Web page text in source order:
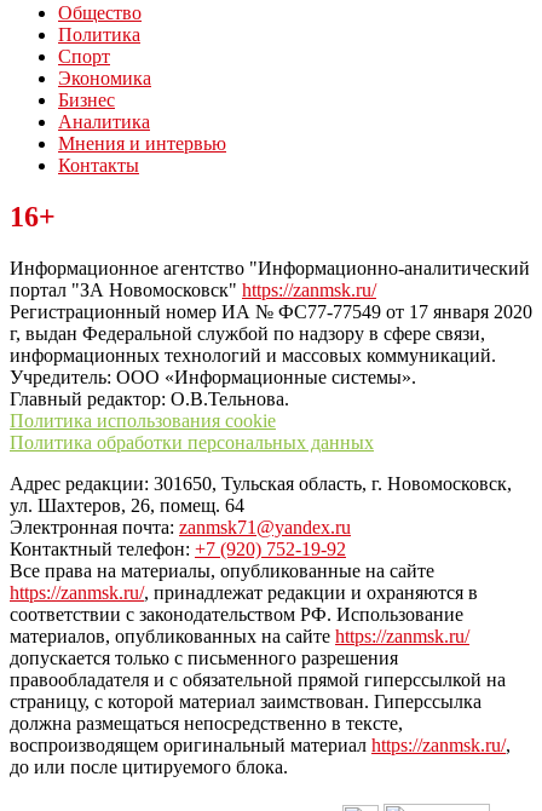
Общество
Политика
Спорт
Экономика
Бизнес
Аналитика
Мнения и интервью
Контакты
Читайте последние новости дня в Тульской области на сайте
“ЗаНовомосковск”
16+
Информационное агентство "Информационно-аналитический
портал "ЗА Новомосковск" https://zanmsk.ru/
Регистрационный номер ИА № ФС77-77549 от 17 января 2020
г, выдан Федеральной службой по надзору в сфере связи,
информационных технологий и массовых коммуникаций.
Учредитель: ООО «Информационные системы».
Главный редактор: О.В.Тельнова.
Политика использования cookie
Политика обработки персональных данных
Адрес редакции: 301650, Тульская область, г. Новомосковск,
ул. Шахтеров, 26, помещ. 64
Электронная почта: zanmsk71@yandex.ru
Контактный телефон: +7 (920) 752-19-92
Все права на материалы, опубликованные на сайте
https://zanmsk.ru/, принадлежат редакции и охраняются в
соответствии с законодательством РФ. Использование
материалов, опубликованных на сайте https://zanmsk.ru/
допускается только с письменного разрешения
правообладателя и с обязательной прямой гиперссылкой на
страницу, с которой материал заимствован. Гиперссылка
должна размещаться непосредственно в тексте,
воспроизводящем оригинальный материал https://zanmsk.ru/,
до или после цитируемого блока.